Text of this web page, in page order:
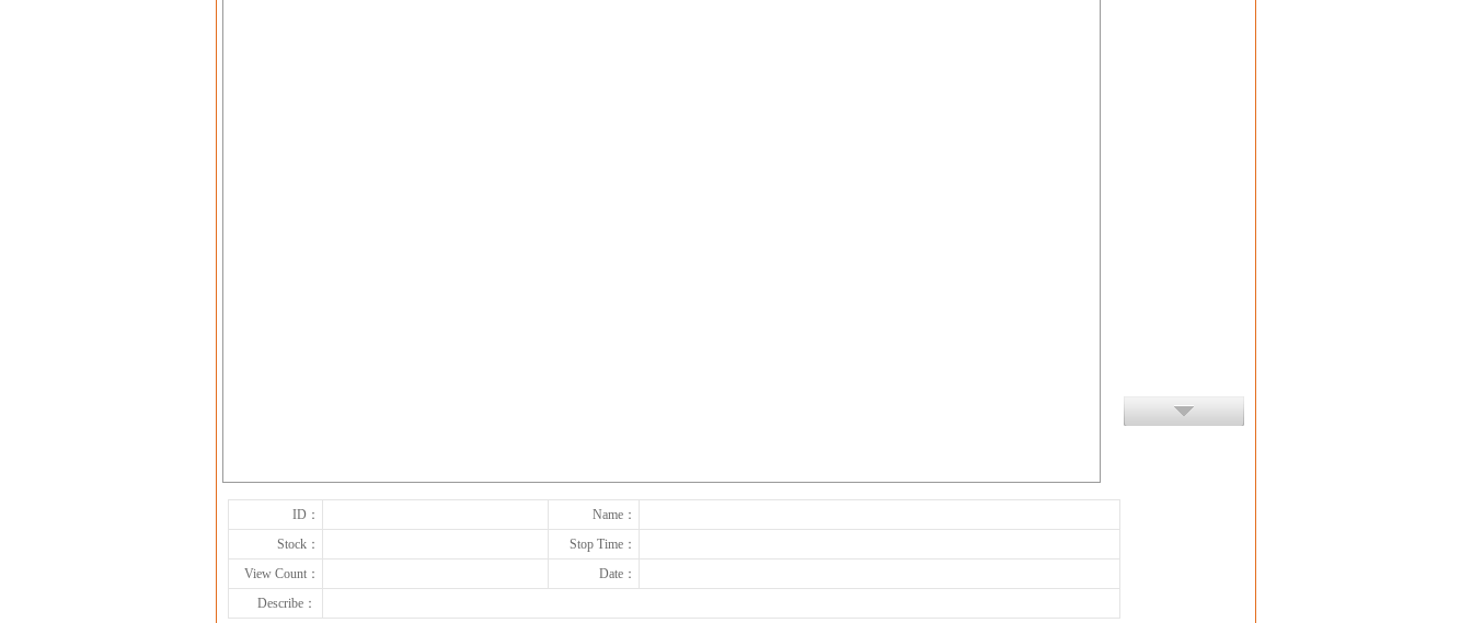
ID：
Name：
Stock：
Stop Time：
View Count：
Date：
Describe：